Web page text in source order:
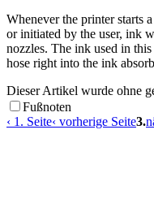
Whenever the printer starts
or initiated by the user, ink
nozzles. The ink used in this
hose right into the ink
Dieser Artikel wurde ohne
Fußnoten
‹ 1. Seite‹ vorherige Seite3.